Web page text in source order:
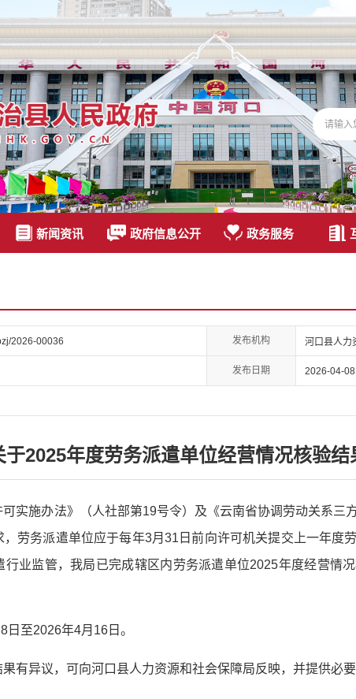
新闻资讯 政府信息公开 政务服务
2026-00036 发布机构 河口县人力
发布日期 2026-04-08
于2025年度劳务派遣单位经营情况核验结
实施办法》（人社部第19号令）及《云南省协调劳动关系三
劳务派遣单位应于每年3月31日前向许可机关提交上一年度
行业监管，我局已完成辖区内劳务派遣单位2025年度经营情
至2026年4月16日。
有异议，可向河口县人力资源和社会保障局反映，并提供必